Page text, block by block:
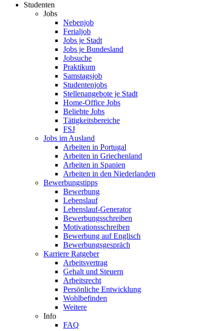
Studenten
Jobs
Nebenjob
Ferialjob
Jobs je Stadt
Jobs je Bundesland
Jobsuche
Praktikum
Samstagsjob
Studentenjobs
Stellenangebote je Stadt
Home-Office Jobs
Beliebte Jobs
Tätigkeitsbereiche
FSJ
Jobs im Ausland
Arbeiten in Portugal
Arbeiten in Griechenland
Arbeiten in Spanien
Arbeiten in den Niederlanden
Bewerbungstipps
Bewerbung
Lebenslauf
Lebenslauf-Generator
Bewerbungsschreiben
Motivationsschreiben
Bewerbung auf Englisch
Bewerbungsgespräch
Karriere Ratgeber
Arbeitsvertrag
Gehalt und Steuern
Arbeitsrecht
Persönliche Entwicklung
Wohlbefinden
Weitere
Info
FAQ